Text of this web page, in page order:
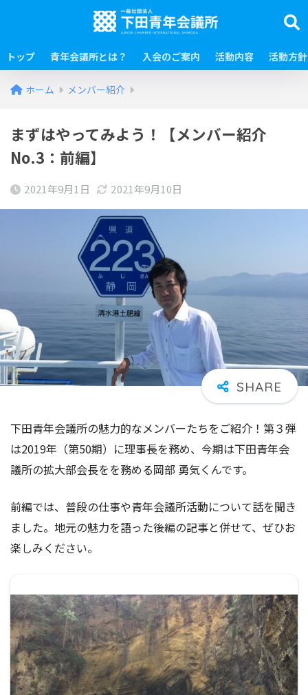
トップ 青年会議所とは？ 入会のご案内 活動内容 活動方針
ホーム メンバー紹介
まずはやってみよう！【メンバー紹介
No.3：前編】
2021年9月1日 2021年9月10日
下田青年会議所の魅力的なメンバーたちをご紹介！第３弾
は2019年（第50期）に理事長を務め、今期は下田青年会
議所の拡大部会長をを務める岡部 勇気くんです。
前編では、普段の仕事や青年会議所活動について話を聞き
ました。地元の魅力を語った後編の記事と併せて、ぜひお
楽しみください。